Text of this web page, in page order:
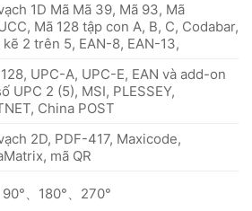
1D Mã Mã 39, Mã 93, Mã
Mã 128 tập con A, B, C, Codabar,
kẽ 2 trên 5, EAN-8, EAN-13,
UPC-A, UPC-E, EAN và add-on
UPC 2 (5), MSI, PLESSEY,
China POST
2D, PDF-417, Maxicode,
mã QR
90°、180°、270°